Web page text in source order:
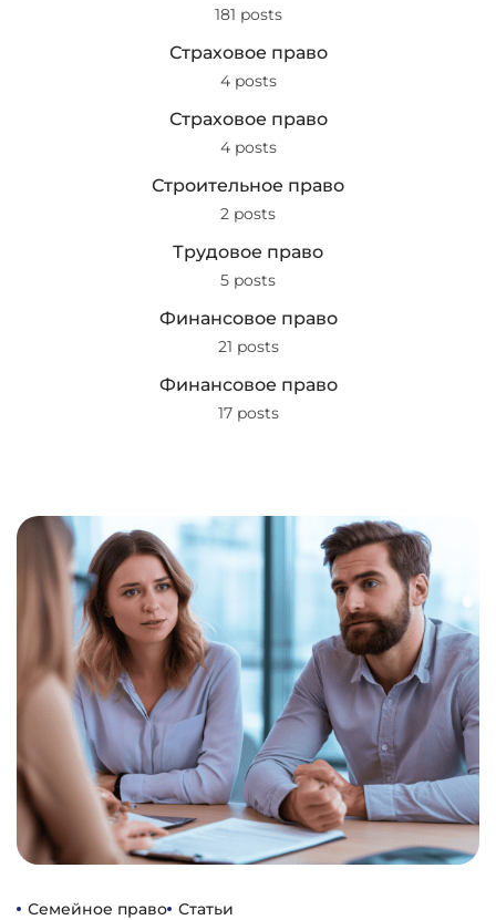
181 posts
Страховое право
4 posts
Страховое право
4 posts
Строительное право
2 posts
Трудовое право
5 posts
Финансовое право
21 posts
Финансовое право
17 posts
Семейное право Статьи